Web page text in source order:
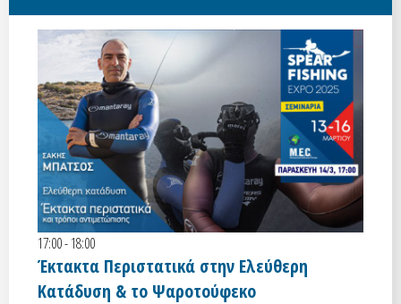
17:00 - 18:00
Έκτακτα Περιστατικά στην Ελεύθερη
Κατάδυση & το Ψαροτούφεκο